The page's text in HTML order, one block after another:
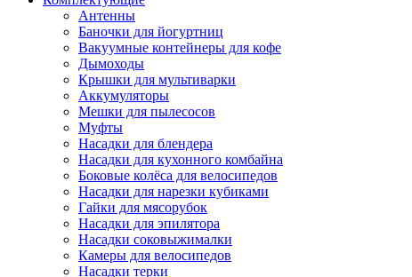
Антенны
Баночки для йогуртниц
Вакуумные контейнеры для кофе
Дымоходы
Крышки для мультиварки
Аккумуляторы
Мешки для пылесосов
Муфты
Насадки для блендера
Насадки для кухонного комбайна
Боковые колёса для велосипедов
Насадки для нарезки кубиками
Гайки для мясорубок
Насадки для эпилятора
Насадки соковыжималки
Камеры для велосипедов
Насадки терки